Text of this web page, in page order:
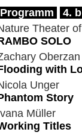
Programm
4.
Theater
SOLO
Oberzan
with
Unger
Story
Müller
Titles